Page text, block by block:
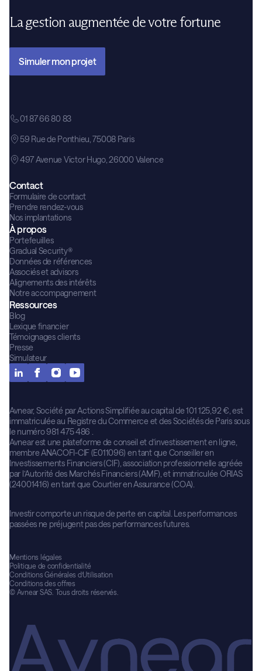
La gestion augmentée de votre fortune
Simuler mon projet
01 87 66 80 83
59 Rue de Ponthieu, 75008 Paris
497 Avenue Victor Hugo, 26000 Valence
Contact
Formulaire de contact
Prendre rendez-vous
Nos implantations
À propos
Portefeuilles
Gradual Security®
Données de références
Associés et advisors
Alignements des intérêts
Notre accompagnement
Ressources
Blog
Lexique financier
Témoignages clients
Presse
Simulateur
Avnear, Société par Actions Simplifiée au capital de 101 125,92 €, est
immatriculée au Registre du Commerce et des Sociétés de Paris sous
le numéro 981 475 486 .
Avnear est une plateforme de conseil et d’investissement en ligne,
membre ANACOFI-CIF (E011096) en tant que Conseiller en
Investissements Financiers (CIF), association professionnelle agréée
par l’Autorité des Marchés Financiers (AMF), et immatriculée ORIAS
(24001416) en tant que Courtier en Assurance (COA).
Investir comporte un risque de perte en capital. Les performances
passées ne préjugent pas des performances futures.
© Avnear SAS. Tous droits réservés.
Mentions légales
Politique de confidentialité
Conditions Générales d’Utilisation
Conditions des offres